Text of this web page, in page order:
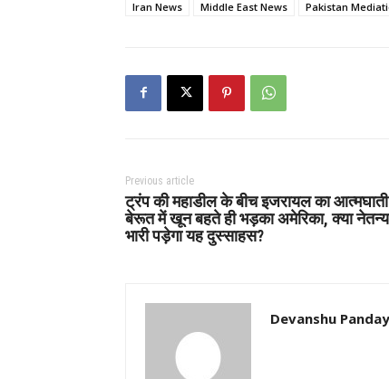
Iran News
Middle East News Pakistan
Previous article
ट्रंप की महाडील के बीच इजरायल का
बेरूत में खून बहते ही भड़का अमेरिका, क्या
भारी पड़ेगा यह दुस्साहस?
Devanshu Panday